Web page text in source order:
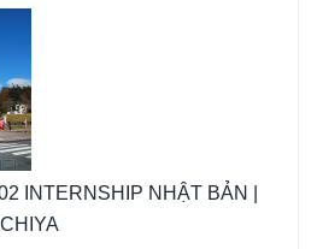
INTERNSHIP NHẬT BẢN |